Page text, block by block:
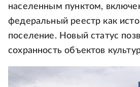
населенным пунктом,
федеральный реестр как
поселение. Новый статус
сохранность объектов